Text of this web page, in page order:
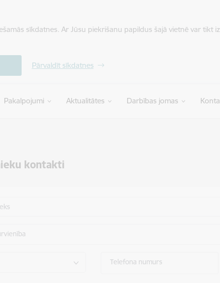
sīkdatnes. Ar Jūsu piekrišanu papildus šajā vietnē var tikt
Pārvaldīt sīkdatnes
Pakalpojumi Aktualitātes Darbības jomas
kontakti
Telefona numurs